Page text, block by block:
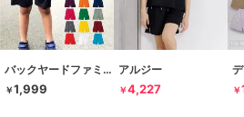
バックヤードファミリー
￥1,999
アルジー
￥4,227 ￥